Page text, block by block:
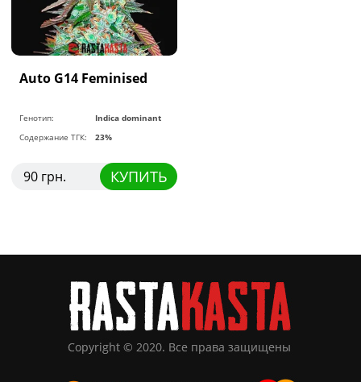
Auto G14 Feminised
Генотип:
Indica dominant
Содержание ТГК:
23%
90 грн. КУПИТЬ